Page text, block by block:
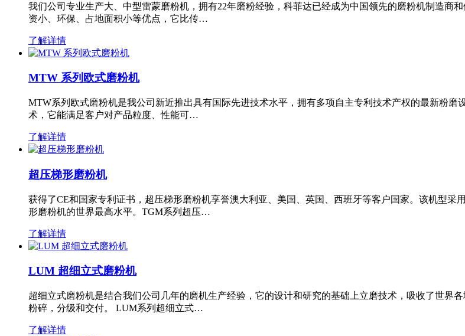
我们公司专业生产大、中型雷蒙磨粉机，拥有22年磨粉经验，科菲达已经成为中国领先的磨粉机制造商
资小、环保、占地面积小等优点，它比传…
了解详情
MTW 系列欧式磨粉机
MTW系列欧式磨粉机是我公司新近推出具有国际先进技术水平，拥有多项自主专利技术产权的最新粉
术，它能满足客户对产品粒度、性能可…
了解详情
超压梯形磨粉机
获得了CE和国家专利证书，超压梯形磨粉机享誉澳大利亚、美国、英国、西班牙等客户国家。该机型
形磨粉机的世界最高水平。TGM系列超压…
了解详情
LUM 超细立式磨粉机
超细立式磨粉机是结合我们公司几年的磨机生产经验，它的设计和研究的基础上立磨技术，吸收了世界
粉碎，分级和交付。 LUM系列超细立式…
了解详情